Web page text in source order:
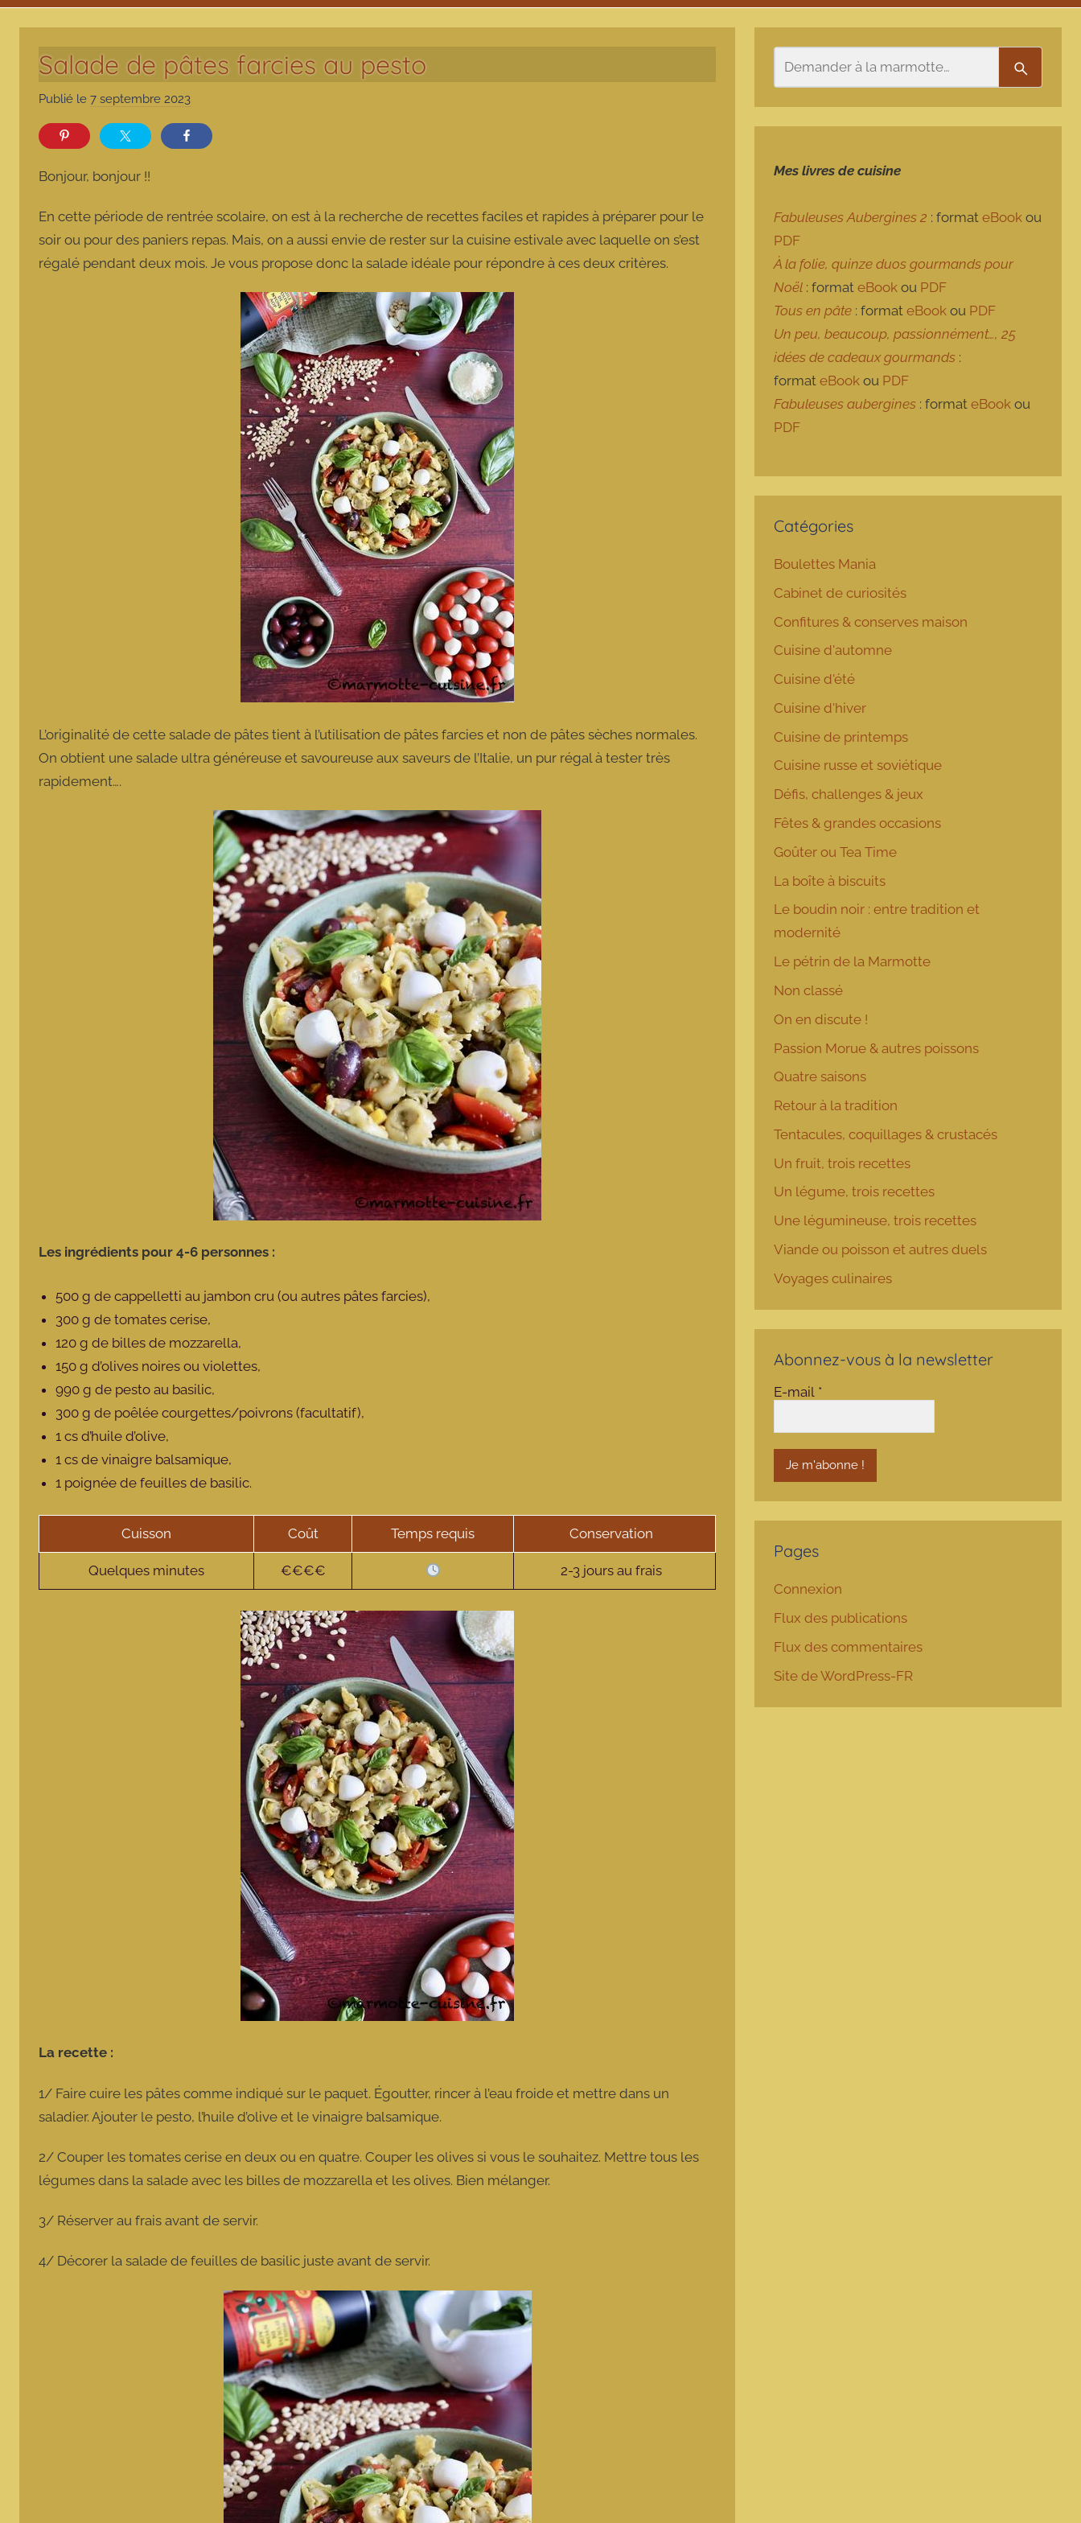
Salade de pâtes farcies au pesto
Publié le 7 septembre 2023
m
o
t
Bonjour, bonjour !!
En cette période de rentrée scolaire, on est à la recherche de recettes faciles et rapides à préparer pour le
soir ou pour des paniers repas. Mais, on a aussi envie de rester sur la cuisine estivale avec laquelle on s’est
régalé pendant deux mois. Je vous propose donc la salade idéale pour répondre à ces deux critères.
L’originalité de cette salade de pâtes tient à l’utilisation de pâtes farcies et non de pâtes sèches normales.
On obtient une salade ultra généreuse et savoureuse aux saveurs de l’Italie, un pur régal à tester très
rapidement….
Les ingrédients pour 4-6 personnes :
500 g de cappelletti au jambon cru (ou autres pâtes farcies),
300 g de tomates cerise,
120 g de billes de mozzarella,
150 g d’olives noires ou violettes,
990 g de pesto au basilic,
300 g de poêlée courgettes/poivrons (facultatif),
1 cs d’huile d’olive,
1 cs de vinaigre balsamique,
1 poignée de feuilles de basilic.
Cuisson Coût Temps requis Conservation
Quelques minutes €€€€ 2-3 jours au frais
La recette :
1/ Faire cuire les pâtes comme indiqué sur le paquet. Égoutter, rincer à l’eau froide et mettre dans un
saladier. Ajouter le pesto, l’huile d’olive et le vinaigre balsamique.
2/ Couper les tomates cerise en deux ou en quatre. Couper les olives si vous le souhaitez. Mettre tous les
légumes dans la salade avec les billes de mozzarella et les olives. Bien mélanger.
3/ Réserver au frais avant de servir.
4/ Décorer la salade de feuilles de basilic juste avant de servir.
Mes livres de cuisine
Fabuleuses Aubergines 2 : formateBook ou
PDF
À la folie, quinze duos gourmands pour
Noël : formateBook ou PDF
Tous en pâte : formateBook ou PDF
Un peu, beaucoup, passionnément…, 25
idées de cadeaux gourmands :
formateBook ou PDF
Fabuleuses aubergines : formateBook ou
PDF
Catégories
Boulettes Mania
Cabinet de curiosités
Confitures & conserves maison
Cuisine d'automne
Cuisine d'été
Cuisine d'hiver
Cuisine de printemps
Cuisine russe et soviétique
Défis, challenges & jeux
Fêtes & grandes occasions
Goûter ou Tea Time
La boîte à biscuits
Le boudin noir : entre tradition et
modernité
Le pétrin de la Marmotte
Non classé
On en discute !
Passion Morue & autres poissons
Quatre saisons
Retour à la tradition
Tentacules, coquillages & crustacés
Un fruit, trois recettes
Un légume, trois recettes
Une légumineuse, trois recettes
Viande ou poisson et autres duels
Voyages culinaires
Abonnez-vous à la newsletter
E-mail *
Pages
Connexion
Flux des publications
Flux des commentaires
Site de WordPress-FR